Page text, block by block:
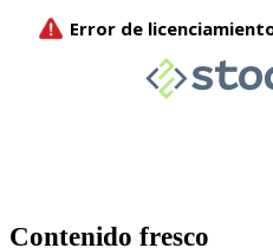
Contenido fresco